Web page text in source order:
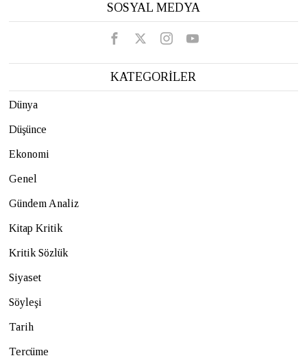
SOSYAL MEDYA
KATEGORİLER
Dünya
Düşünce
Ekonomi
Genel
Gündem Analiz
Kitap Kritik
Kritik Sözlük
Siyaset
Söyleşi
Tarih
Tercüme